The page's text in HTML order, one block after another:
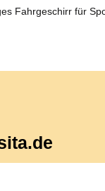
Fahrgeschirr für